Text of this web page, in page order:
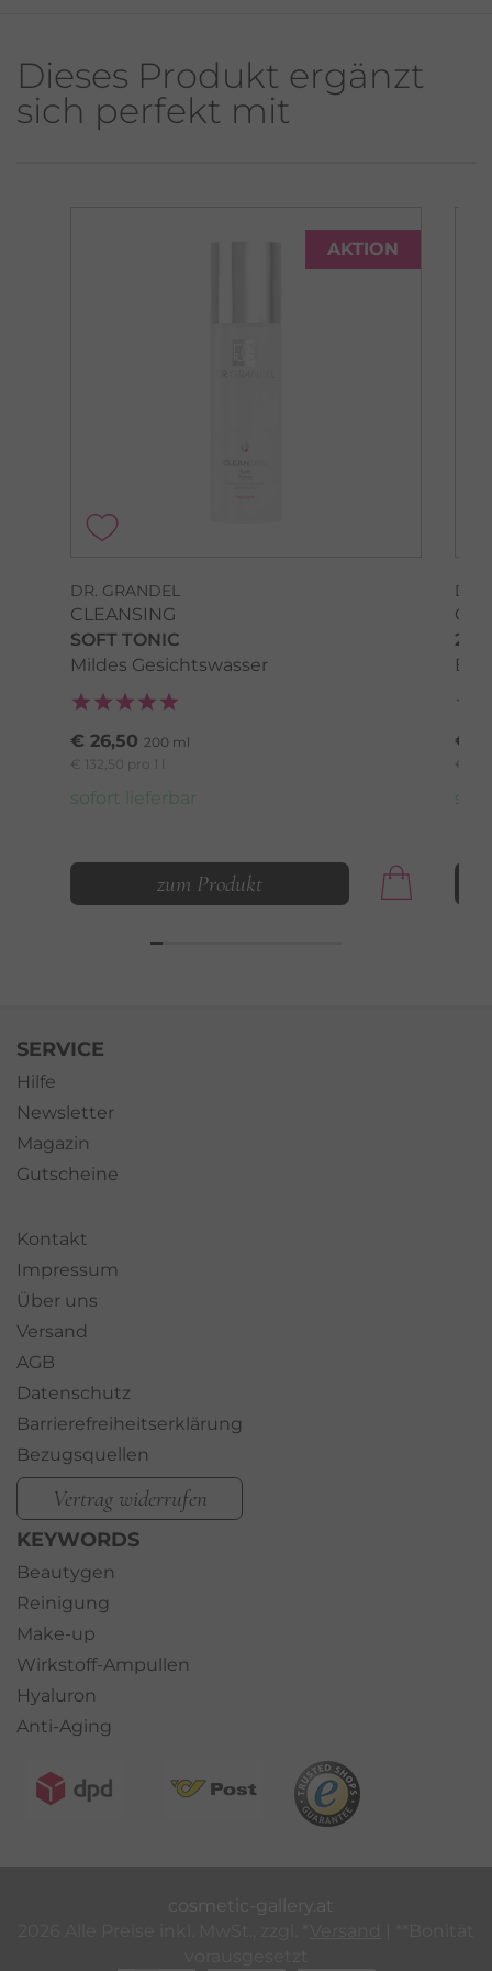
Dieses Produkt ergänzt
sich perfekt mit
AKTION
DR. GRANDEL
CLEANSING
SOFT TONIC
Mildes Gesichtswasser
€ 26,50 200 ml
€ 132,50 pro 1 l
sofort lieferbar
zum Produkt
DR.
2 IN
€
€
SERVICE
Hilfe
Newsletter
Magazin
Gutscheine
Kontakt
Impressum
Über uns
Versand
AGB
Datenschutz
Barrierefreiheitserklärung
Bezugsquellen
Vertrag widerrufen
KEYWORDS
Beautygen
Reinigung
Make-up
Wirkstoff-Ampullen
Hyaluron
Anti-Aging
cosmetic-gallery.at